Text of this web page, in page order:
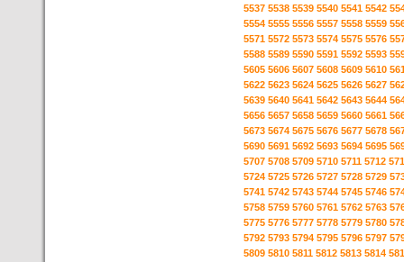
5537 5538 5539 5540 5541 5542
5554 5555 5556 5557 5558 5559
5571 5572 5573 5574 5575 5576
5588 5589 5590 5591 5592 5593
5605 5606 5607 5608 5609 5610
5622 5623 5624 5625 5626 5627
5639 5640 5641 5642 5643 5644
5656 5657 5658 5659 5660 5661
5673 5674 5675 5676 5677 5678
5690 5691 5692 5693 5694 5695
5707 5708 5709 5710 5711 5712
5724 5725 5726 5727 5728 5729
5741 5742 5743 5744 5745 5746
5758 5759 5760 5761 5762 5763
5775 5776 5777 5778 5779 5780
5792 5793 5794 5795 5796 5797
5809 5810 5811 5812 5813 5814